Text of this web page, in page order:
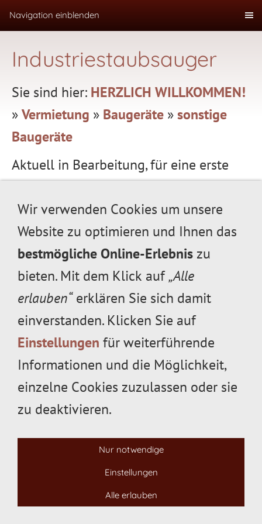
Navigation einblenden
Industriestaubsauger
Sie sind hier: HERZLICH WILLKOMMEN!
»Vermietung » Baugeräte »sonstige
Baugeräte
Aktuell in Bearbeitung, für eine erste
an unserer Mietpreisliste orientieren.
Sollten Sie noch weitere Fragen haben,
stehen wir Ihnen auch gerne telefonisch
unter 06071/5080020 zur Verfügung.
ImpressumDatenschutzABMG Maschinenschutz
ÖffnungszeitenKontaktMitarbeiter gesucht
Widerrufsrecht Versand & Zahlung
06071-5080020
Altheimer Str. 66, 64807
DIeburg
Wir verwenden Cookies um unsere
Website zu optimieren und Ihnen das
bestmögliche Online-Erlebnis zu
bieten. Mit dem Klick auf„Alle
erlauben“erklären Sie sich damit
einverstanden. Klicken Sie auf
Einstellungen für weiterführende
Informationen und die Möglichkeit,
einzelne Cookies zuzulassen oder sie
zu deaktivieren.
Nur notwendige
Einstellungen
Alle erlauben